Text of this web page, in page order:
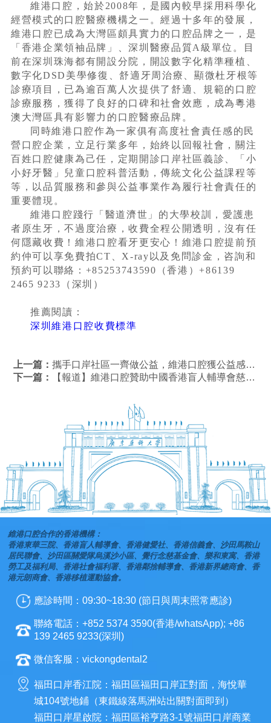
維港口腔，始於2008年，是國內較早採用科學化
經營模式的口腔醫療機構之一。經過十多年的發展，
維港口腔已成為大灣區頗具實力的口腔品牌之一，是
「香港企業領袖品牌」、深圳醫療品質A級單位。目
前在深圳珠海都有開設分院，開設數字化精準種植、
數字化DSD美學修復、舒適牙周治療、顯微杜牙根等
診療項目，已為逾百萬人次提供了舒適、規範的口腔
診療服務，獲得了良好的口碑和社會效應，成為粵港
澳大灣區具有影響力的口腔醫療品牌。
同時維港口腔作為一家俱有高度社會責任感的民
營口腔企業，立足行業多年，始終以回報社會，關注
百姓口腔健康為己任，定期開診口岸社區義診、「小
小好牙醫」兒童口腔科普活動，傳統文化公益課程等
等，以品質服務和參與公益事業作為履行社會責任的
重要體現。
維港口腔踐行「醫道濟世」的大學校訓，愛護患
者原生牙，不過度治療，收費全程公開透明，沒有任
何隱藏收費！維港口腔看牙更安心！維港口腔提前預
約仲可以享免費拍CT、X-ray以及免問診金，咨詢和
預約可以聯絡：+85253743590（香港）+86139
2465 9233（深圳）
推薦閱讀：
深圳維港口腔收費標準
上一篇：攜手口岸社區一齊做公益，維港口腔獲公益感謝證書
下一篇：
【報道】維港口腔贊助中國香港盲人輔導會慈善活動
維港口腔合作的香港機構：
香港東華三院、香港盲人輔導會、香港健愛社、香港信義會、沙田馬鞍山
居民聯會、沙田區關愛隊烏溪沙小區、覺行念慈基金會、樂和東寓、香港
勞工及福利局、香港社會福利署、香港鄰捨輔導會、香港新界總商會、香
港元朗商會、香港移植運動協會。
應診時間：09:30~18:30 (節日與周末照常應診)
聯絡電話：+852 5374 3590(香港/whatsApp); +86
139 2465 9233(深圳)
微信客服：vickongdental2
福田口岸香江院：福田區福田口岸正對面，海悅華
城104號地鋪（東鐵線落馬洲站出關對面即到）
福田口岸星啟院：福田區裕亨路3-1號福田口岸商業